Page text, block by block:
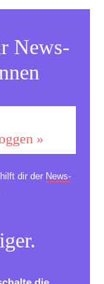
News-
»
dir der News-